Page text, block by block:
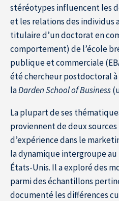
stéréotypes influencent les
et les relations des individus
titulaire d’un doctorat en
comportement) de l’école
publique et commerciale
été chercheur postdoctoral
laDarden School of Business
La plupart de ses
proviennent de deux
d’expérience dans le
la dynamique intergroupe au
États-Unis. Il a exploré des
parmi des échantillons
documenté les différences